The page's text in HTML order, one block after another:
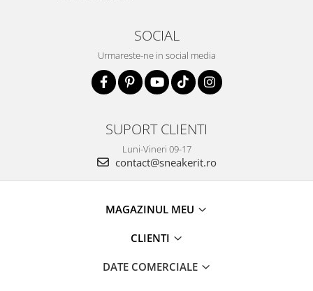
SOCIAL
Urmareste-ne in social media
SUPORT CLIENTI
Luni-Vineri 09-17
contact@sneakerit.ro
MAGAZINUL MEU
CLIENTI
DATE COMERCIALE